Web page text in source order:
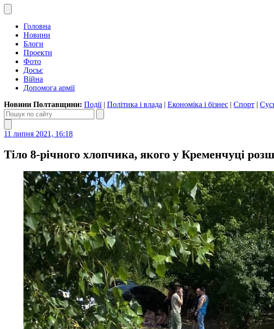
Головна
Новини
Блоги
Проекти
Фото
Досьє
Війна
Допомога армії
Новини Полтавщини: Події| Політика і влада | Економіка і бізнес | Спорт |
11 липня 2021, 16:18
Тіло 8-річного хлопчика, якого у Кременчуці